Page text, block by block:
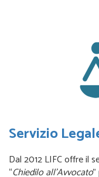
Servizio
Dal 2012 LIFC offre il
“Chiedilo all’Avvocato